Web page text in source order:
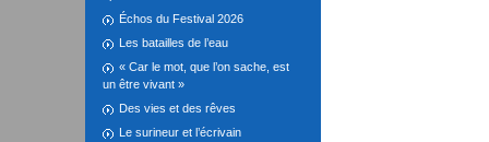
Échos du Festival 2026
Les batailles de l’eau
« Car le mot, que l’on sache, est
un être vivant »
Des vies et des rêves
Le surineur et l’écrivain